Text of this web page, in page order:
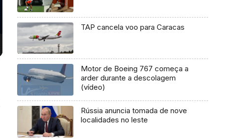
TAP cancela voo para Caracas
Motor de Boeing 767 começa a
arder durante a descolagem
(vídeo)
Rússia anuncia tomada de nove
localidades no leste